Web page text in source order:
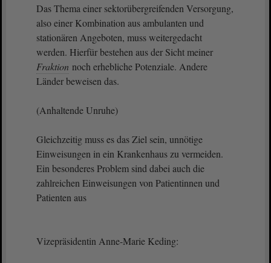
Das Thema einer sektorübergreifenden Versorgung,
also einer Kombination aus ambulanten und
stationären Angeboten, muss weitergedacht
werden. Hierfür bestehen aus der Sicht meiner
Fraktion noch erhebliche Potenziale. Andere
Länder beweisen das.
(Anhaltende Unruhe)
Gleichzeitig muss es das Ziel sein, unnötige
Einweisungen in ein Krankenhaus zu vermeiden.
Ein besonderes Problem sind dabei auch die
zahlreichen Einweisungen von Patientinnen und
Patienten aus
Vizepräsidentin Anne-Marie Keding: